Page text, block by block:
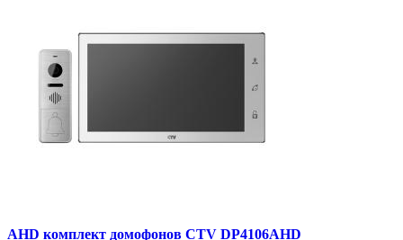
AHD комплект домофонов CTV DP4106AHD